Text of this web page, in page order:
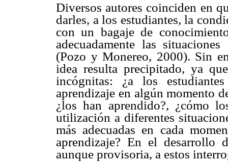
Diversos autores coinciden en
darles, a los estudiantes, la
con un bagaje de
adecuadamente las
(Pozo y Monereo, 2000). Sin
idea resulta precipitado, ya
incógnitas: ¿a los
aprendizaje en algún momento
¿los han aprendido?, ¿cómo
utilización a diferentes
más adecuadas en cada
aprendizaje? En el desarrollo
aunque provisoria, a estos